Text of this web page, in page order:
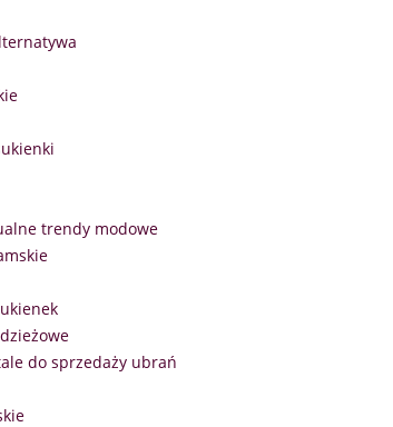
trendy modowe
do sprzedaży ubrań